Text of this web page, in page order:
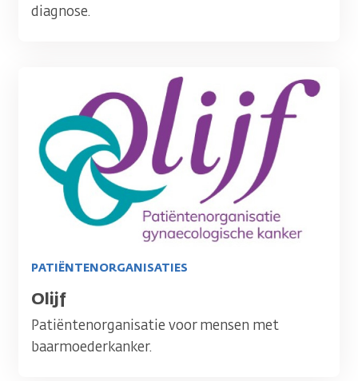
diagnose.
PATIËNTENORGANISATIES
Titel
Olijf
Patiëntenorganisatie voor mensen met
baarmoederkanker.